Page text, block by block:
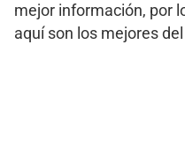
mejor información, por
aquí son los mejores